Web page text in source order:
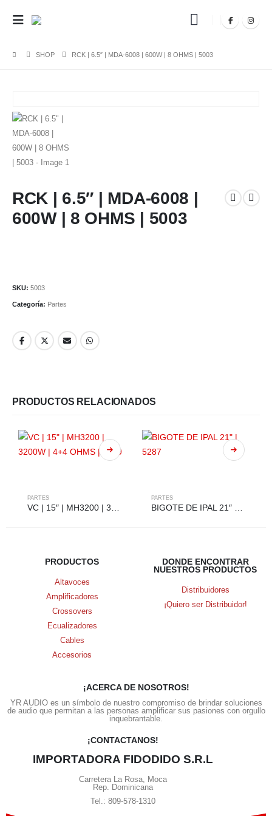
SHOP RCK | 6.5″ | MDA-6008 | 600W | 8 OHMS | 5003
RCK | 6.5″ | MDA-6008 |
600W | 8 OHMS | 5003
SKU: 5003
Categoría: Partes
PRODUCTOS RELACIONADOS
PARTES PARTES
PRODUCTOS
Altavoces
Amplificadores
Crossovers
Ecualizadores
Cables
Accesorios
DONDE ENCONTRAR
NUESTROS PRODUCTOS
Distribuidores
¡Quiero ser Distribuidor!
¡ACERCA DE NOSOTROS!
YR AUDIO es un símbolo de nuestro compromiso de brindar soluciones
de audio que permitan a las personas amplificar sus pasiones con orgullo
inquebrantable.
¡CONTACTANOS!
IMPORTADORA FIDODIDO S.R.L
Carretera La Rosa, Moca
Rep. Dominicana
Tel.: 809-578-1310